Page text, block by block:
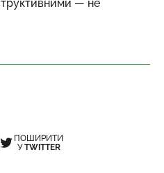
— не
ПОШИРИТИ
УTWITTER